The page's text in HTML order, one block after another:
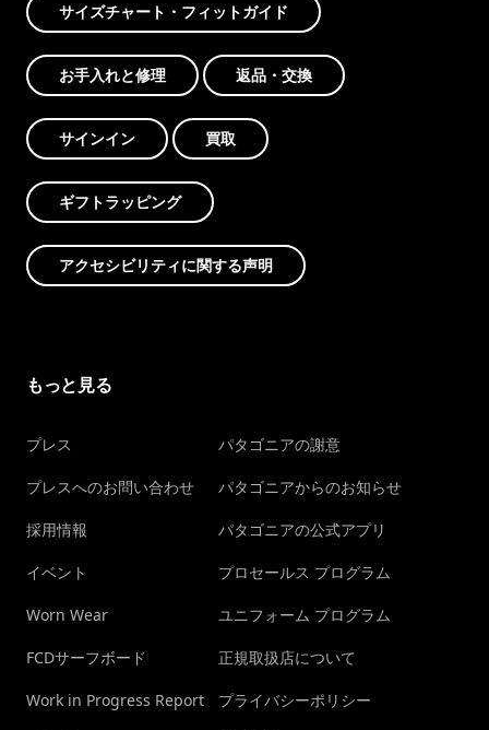
サイズチャート・フィットガイド
お手入れと修理 返品・交換
サインイン 買取
ギフトラッピング
アクセシビリティに関する声明
もっと見る
プレス
プレスへのお問い合わせ
採用情報
イベント
Worn Wear
FCDサーフボード
Work in Progress Report
パタゴニアの謝意
パタゴニアからのお知らせ
パタゴニアの公式アプリ
プロセールス プログラム
ユニフォーム プログラム
正規取扱店について
プライバシーポリシー